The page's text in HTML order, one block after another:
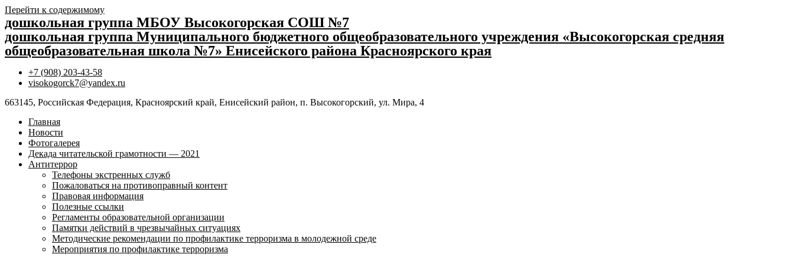
Перейти к содержимому
дошкольная группа МБОУ Высокогорская СОШ №7
дошкольная группа Муниципального бюджетного общеобразовательного учреждения «Высокогорская средняя
общеобразовательная школа №7» Енисейского района Красноярского края
+7 (908) 203-43-58
visokogorck7@yandex.ru
663145, Российская Федерация, Красноярский край, Енисейский район, п. Высокогорский, ул. Мира, 4
Главная
Новости
Фотогалерея
Декада читательской грамотности — 2021
Антитеррор
Телефоны экстренных служб
Пожаловаться на противоправный контент
Правовая информация
Полезные ссылки
Регламенты образовательной организации
Памятки действий в чрезвычайных ситуациях
Методические рекомендации по профилактике терроризма в молодежной среде
Мероприятия по профилактике терроризма